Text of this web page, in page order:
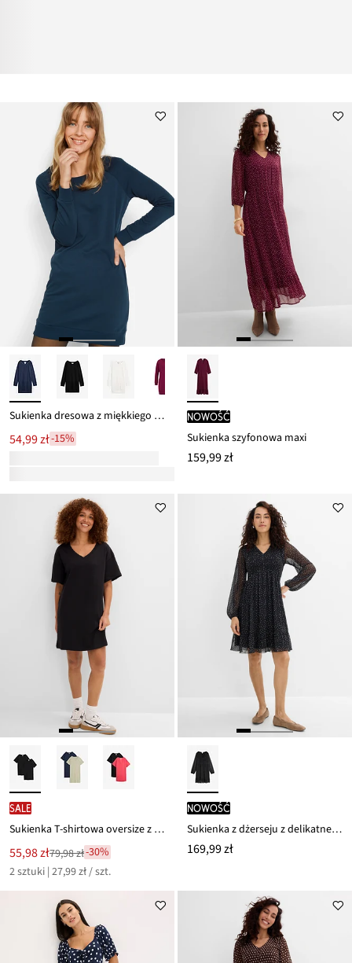
Sukienka dresowa z miękkiego materiału frotte
54,99 zł-15%
nowość
Sukienka szyfonowa maxi
159,99 zł
SALE
Sukienka T-shirtowa oversize z czystej bawełny (2 szt.)
Nowa
cena
to
55,98 zł
Przeceniono
z
ceny
79,98 zł-30%
2 sztuki | 27,99 zł / szt.
nowość
Sukienka z dżerseju z delikatnej siateczki
169,99 zł